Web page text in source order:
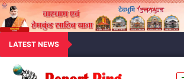
LATEST NEWS